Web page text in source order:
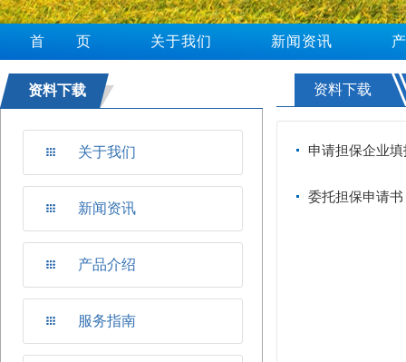
首 页 关于我们 新闻资讯
资料下载
关于我们
新闻资讯
产品介绍
服务指南
资料下载
申请担保企业
委托担保申请书